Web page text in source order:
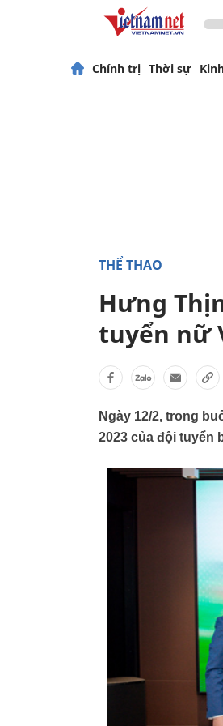
Chính trị Thời sự
THỂ THAO
Hưng
tuyển nữ
Ngày 12/2, trong
2023 của đội tuyển